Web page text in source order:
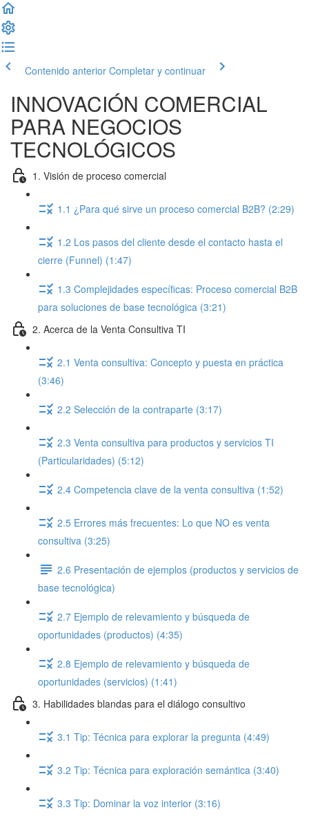
Contenido anterior Completar y continuar
INNOVACIÓN COMERCIAL
PARA NEGOCIOS
TECNOLÓGICOS
1. Visión de proceso comercial
1.1 ¿Para qué sirve un proceso comercial B2B? (2:29)
1.2 Los pasos del cliente desde el contacto hasta el
cierre (Funnel) (1:47)
1.3 Complejidades específicas: Proceso comercial B2B
para soluciones de base tecnológica (3:21)
2. Acerca de la Venta Consultiva TI
2.1 Venta consultiva: Concepto y puesta en práctica
(3:46)
2.2 Selección de la contraparte (3:17)
2.3 Venta consultiva para productos y servicios TI
(Particularidades) (5:12)
2.4 Competencia clave de la venta consultiva (1:52)
2.5 Errores más frecuentes: Lo que NO es venta
consultiva (3:25)
2.6 Presentación de ejemplos (productos y servicios de
base tecnológica)
2.7 Ejemplo de relevamiento y búsqueda de
oportunidades (productos) (4:35)
2.8 Ejemplo de relevamiento y búsqueda de
oportunidades (servicios) (1:41)
3. Habilidades blandas para el diálogo consultivo
3.1 Tip: Técnica para explorar la pregunta (4:49)
3.2 Tip: Técnica para exploración semántica (3:40)
3.3 Tip: Dominar la voz interior (3:16)